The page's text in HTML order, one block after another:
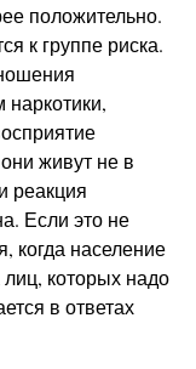
положительно.
к группе риска.
живут не в
реакция
Если это не
когда население
которых надо
в ответах